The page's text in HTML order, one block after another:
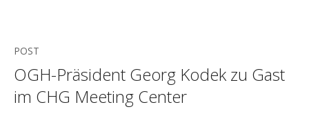
POST
OGH-Präsident Georg Kodek zu Gast
im CHG Meeting Center